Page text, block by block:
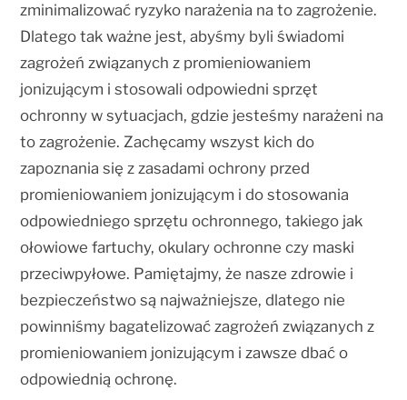
zminimalizować ryzyko narażenia na to zagrożenie.
Dlatego tak ważne jest, abyśmy byli świadomi
zagrożeń związanych z promieniowaniem
jonizującym i stosowali odpowiedni sprzęt
ochronny w sytuacjach, gdzie jesteśmy narażeni na
to zagrożenie. Zachęcamy wszyst kich do
zapoznania się z zasadami ochrony przed
promieniowaniem jonizującym i do stosowania
odpowiedniego sprzętu ochronnego, takiego jak
ołowiowe fartuchy, okulary ochronne czy maski
przeciwpyłowe. Pamiętajmy, że nasze zdrowie i
bezpieczeństwo są najważniejsze, dlatego nie
powinniśmy bagatelizować zagrożeń związanych z
promieniowaniem jonizującym i zawsze dbać o
odpowiednią ochronę.